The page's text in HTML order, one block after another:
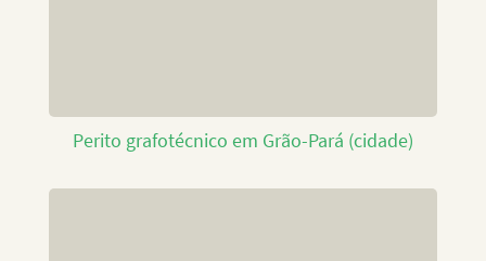
Perito grafotécnico em Grão-Pará (cidade)